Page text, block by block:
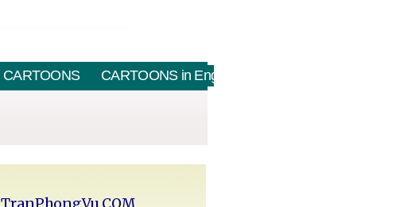
CARTOONS CARTOONS in English
TranPhongVu.COM